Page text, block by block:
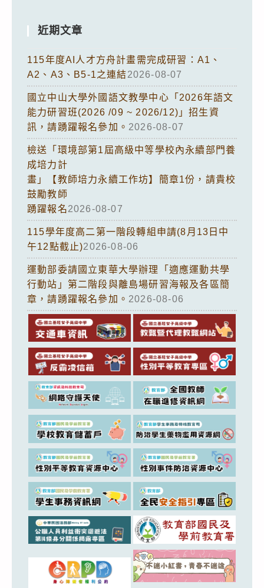
近期文章
115年度AI人才方舟計畫需完成研習：A1、
A2、A3、B5-1之連結2026-08-07
國立中山大學外國語文教學中心「2026年語文
能力研習班(2026 /09 ~ 2026/12)」招生資
訊，請踴躍報名參加。 2026-08-07
檢送「環境部第1屆高級中等學校內永續部門養
成培力計
畫」【教師培力永續工作坊】簡章1份，請貴校
鼓勵教師
踴躍報名2026-08-07
115學年度高二第一階段轉組申請(8月13日中
午12點截止)2026-08-06
運動部委請國立東華大學辦理「適應運動共學
行動站」第二階段與離島場研習海報及各區簡
章，請踴躍報名參加。 2026-08-06